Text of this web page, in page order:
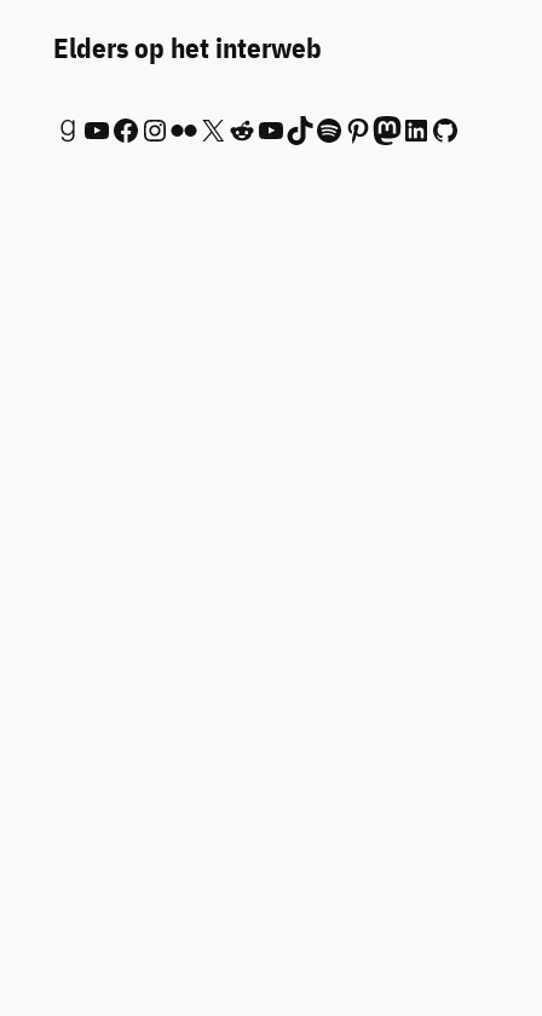
Elders op het interweb
Goodreads YouTube Facebook InstagramFlickr X Reddit YouTube TikTok Spotify Pinterest Mastodon LinkedIn GitHub